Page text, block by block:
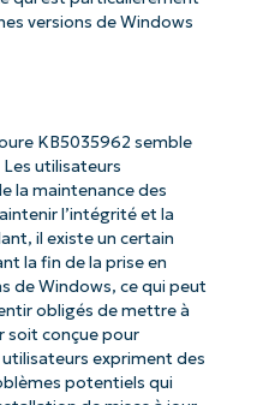
versions de Windows
KB5035962 semble
utilisateurs
la maintenance des
l’intégrité et la
il existe un certain
la fin de la prise en
de Windows, ce qui peut
obligés de mettre à
soit conçue pour
expriment des
potentiels qui